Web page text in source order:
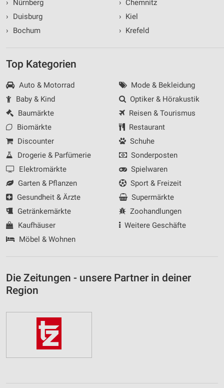
›
Nürnberg
›
Duisburg
›
Bochum
› Chemnitz
› Kiel
› Krefeld
Top Kategorien
Auto & Motorrad
Baby & Kind
Baumärkte
Biomärkte
Discounter
Drogerie & Parfümerie
Elektromärkte
Garten & Pflanzen
Gesundheit & Ärzte
Getränkemärkte
Kaufhäuser
Möbel & Wohnen
Mode & Bekleidung
Optiker & Hörakustik
Reisen & Tourismus
Restaurant
Schuhe
Sonderposten
Spielwaren
Sport & Freizeit
Supermärkte
Zoohandlungen
Weitere Geschäfte
Die Zeitungen - unsere Partner in deiner
Region